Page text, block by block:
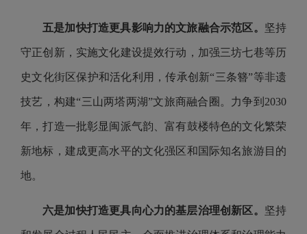
五是加快打造更具影响力的文旅融合示范区。 坚持
守正创新，实施文化建设提效行动，加强三坊七巷等历
史文化街区保护和活化利用，传承创新“三条簪”等非遗
技艺，构建“三山两塔两湖”文旅商融合圈。力争到2030
年，打造一批彰显闽派气韵、富有鼓楼特色的文化繁荣
新地标，建成更高水平的文化强区和国际知名旅游目的
地。
六是加快打造更具向心力的基层治理创新区。 坚持